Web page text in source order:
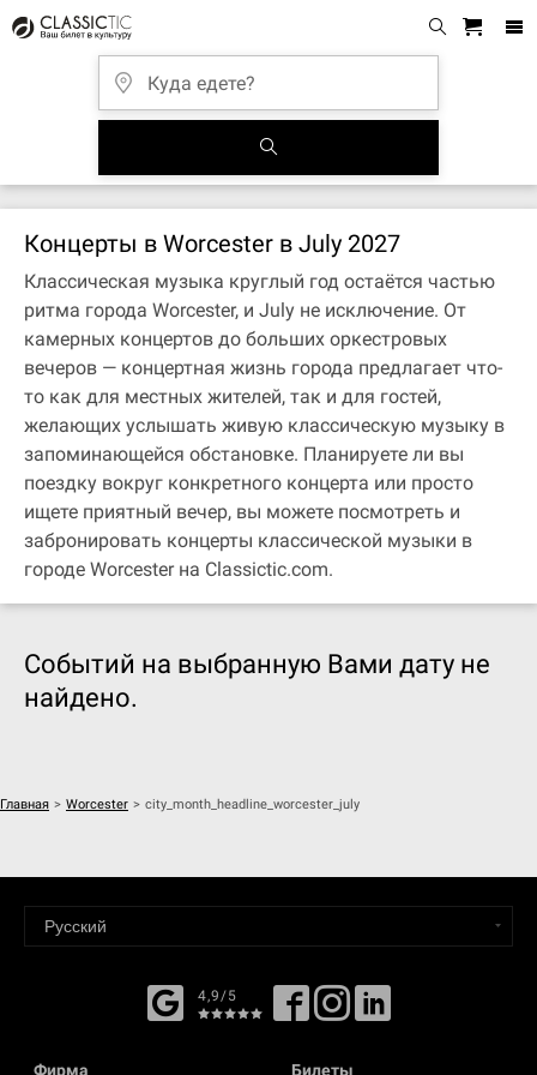
Концерты в Worcester в July 2027
Классическая музыка круглый год остаётся частью
ритма города Worcester, и July не исключение. От
камерных концертов до больших оркестровых
вечеров — концертная жизнь города предлагает что-
то как для местных жителей, так и для гостей,
желающих услышать живую классическую музыку в
запоминающейся обстановке. Планируете ли вы
поездку вокруг конкретного концерта или просто
ищете приятный вечер, вы можете посмотреть и
забронировать концерты классической музыки в
городе Worcester на Classictic.com.
Событий на выбранную Вами дату не
найдено.
Главная > Worcester > city_month_headline_worcester_july
4,9/5
Фирма Билеты